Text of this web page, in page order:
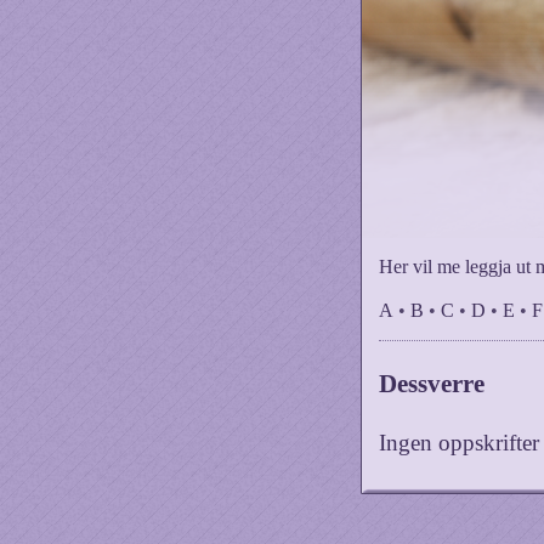
Her vil me leggja ut
A • B • C • D • E • F
Dessverre
Ingen